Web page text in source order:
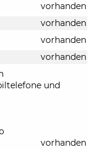
vorhanden
vorhanden
vorhanden
vorhanden
und
vorhanden